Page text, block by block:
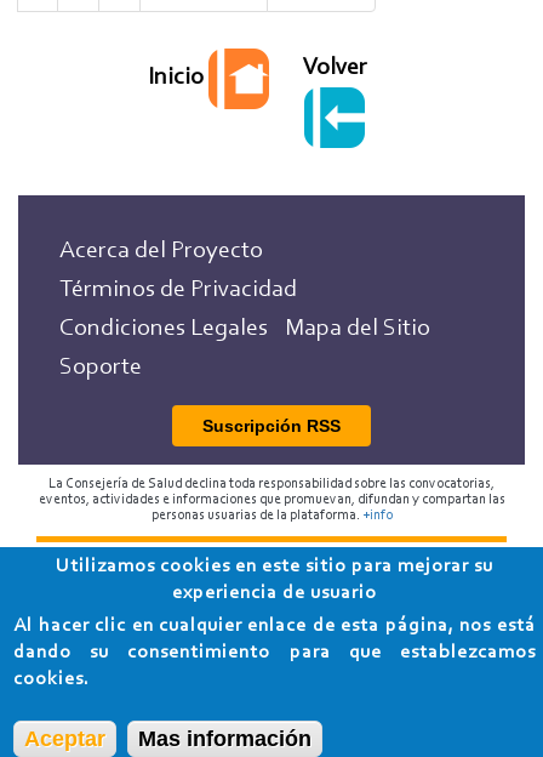
página
página
Inicio Volver
Acerca del Proyecto
Términos de Privacidad
Condiciones Legales
Mapa del Sitio
Soporte
Suscripción RSS
La Consejería de Salud declina toda responsabilidad sobre las convocatorias,
eventos, actividades e informaciones que promuevan, difundan y compartan las
personas usuarias de la plataforma. +info
2018 Programa de Envejecimiento Saludable de la
Consejería de Salud
Utilizamos cookies en este sitio para mejorar su
experiencia de usuario
Al hacer clic en cualquier enlace de esta página, nos está
dando su consentimiento para que establezcamos
cookies.
Aceptar Mas información